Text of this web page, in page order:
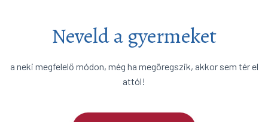
Neveld a gyermeket
a neki megfelelő módon, még ha megöregszik, akkor sem tér el
attól!